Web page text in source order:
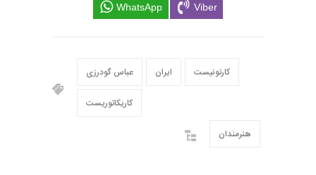
WhatsApp Viber
عباس گودرزی ایران کارتونیست
کاریکاتوریست
هنرمندان